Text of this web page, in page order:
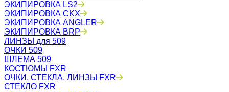
ЭКИПИРОВКА LS2
ЭКИПИРОВКА CKX
ЭКИПИРОВКА ANGLER
ЭКИПИРОВКА BRP
ЛИНЗЫ для 509
ОЧКИ 509
ШЛЕМА 509
КОСТЮМЫ FXR
ОЧКИ, СТЕКЛА, ЛИНЗЫ FXR
СТЕКЛО FXR